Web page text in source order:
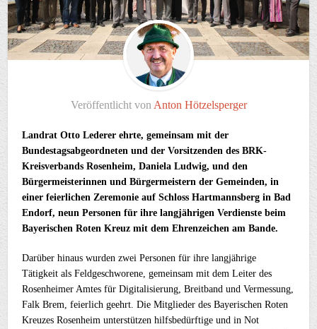
Veröffentlicht von Anton Hötzelsperger
Landrat Otto Lederer ehrte, gemeinsam mit der
Bundestagsabgeordneten und der Vorsitzenden des BRK-
Kreisverbands Rosenheim, Daniela Ludwig, und den
Bürgermeisterinnen und Bürgermeistern der Gemeinden, in
einer feierlichen Zeremonie auf Schloss Hartmannsberg in Bad
Endorf, neun Personen für ihre langjährigen Verdienste beim
Bayerischen Roten Kreuz mit dem Ehrenzeichen am Bande.
Darüber hinaus wurden zwei Personen für ihre langjährige
Tätigkeit als Feldgeschworene, gemeinsam mit dem Leiter des
Rosenheimer Amtes für Digitalisierung, Breitband und Vermessung,
Falk Brem, feierlich geehrt. Die Mitglieder des Bayerischen Roten
Kreuzes Rosenheim unterstützen hilfsbedürftige und in Not